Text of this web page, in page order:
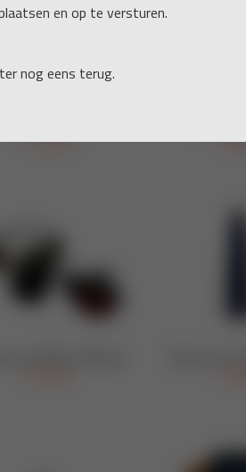
en op te versturen.
nog eens terug.